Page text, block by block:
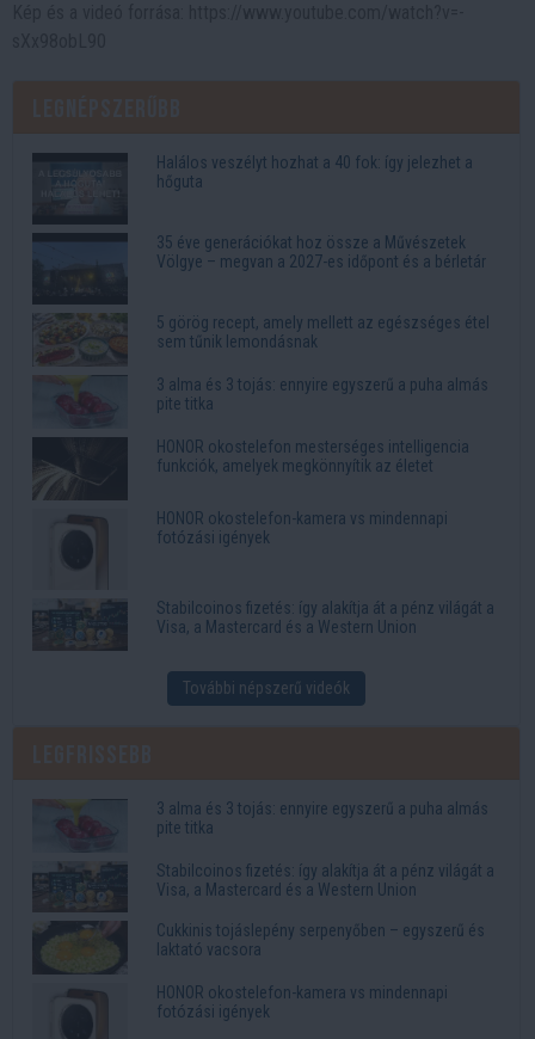
Halálos veszélyt hozhat a 40 fok: így jelezhet a
hőguta
35 éve generációkat hoz össze a Művészetek
Völgye – megvan a 2027-es időpont és a bérletár
5 görög recept, amely mellett az egészséges étel
sem tűnik lemondásnak
3 alma és 3 tojás: ennyire egyszerű a puha almás
pite titka
HONOR okostelefon mesterséges intelligencia
funkciók, amelyek megkönnyítik az életet
HONOR okostelefon-kamera vs mindennapi
fotózási igények
Stabilcoinos fizetés: így alakítja át a pénz világát a
Visa, a Mastercard és a Western Union
További népszerű videók
3 alma és 3 tojás: ennyire egyszerű a puha almás
pite titka
Stabilcoinos fizetés: így alakítja át a pénz világát a
Visa, a Mastercard és a Western Union
Cukkinis tojáslepény serpenyőben – egyszerű és
laktató vacsora
HONOR okostelefon-kamera vs mindennapi
fotózási igények